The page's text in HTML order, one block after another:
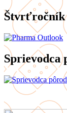
Štvrťročník
Sprievodca